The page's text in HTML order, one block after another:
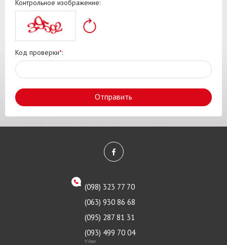
Контрольное изображение:
Код проверки*:
Отправить
(098) 323 77 70
(063) 930 86 68
(095) 287 81 31
(093) 499 70 04
Viber